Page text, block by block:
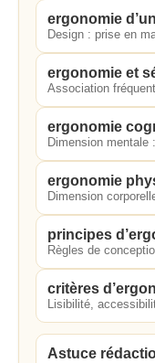
ergonomie
Design : prise en
ergonomie et
Association
ergonomie
Dimension mentale
ergonomie
Dimension
principes
Règles de
critères
Lisibilité,
Astuce